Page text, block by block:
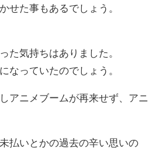
せた事もあるでしょう。
た気持ちはありました。
なっていたのでしょう。
アニメブームが再来せず、アニ
払いとかの過去の辛い思いの